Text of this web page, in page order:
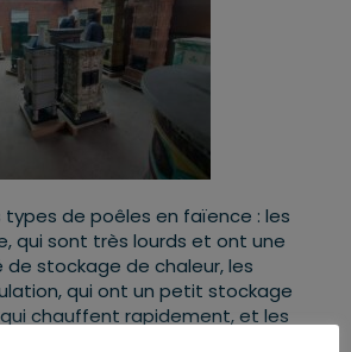
types de poêles en faïence : les
qui sont très lourds et ont une
stockage de chaleur, les
qui ont un petit stockage
chauffent rapidement, et les